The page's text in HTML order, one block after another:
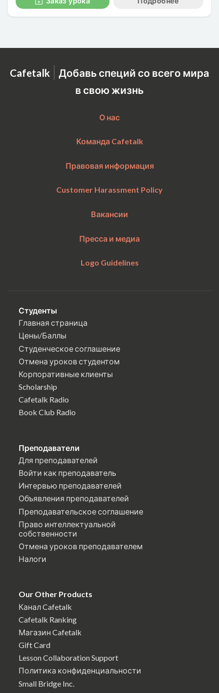
Cafetalk | Добавь специй со всего мира
в свою жизнь
О нас
Команда Cafetalk
Правовая информация
Customer Harassment Policy
Вакансии
Пресса и медиа
Logo Guidelines
Студенты
Главная страница
Цены/Баллы
Студенческое соглашение
Отмена уроков студентом
Корпоративные клиенты
Scholarship
Cafetalk Radio
Book Club Radio
Преподаватели
Для преподавателей
Войти как преподаватель
Интервью преподавателей
Объявления преподавателей
Преподавательское соглашение
Право интеллектуальной
собственности
Отмена уроков преподавателем
Налоги
Our Other Products
Канал Cafetalk
Cafetalk Ranking
Магазин Cafetalk
Gift Card
Lesson Collaboration Support
Политика конфиденциальности
Small Bridge Inc.